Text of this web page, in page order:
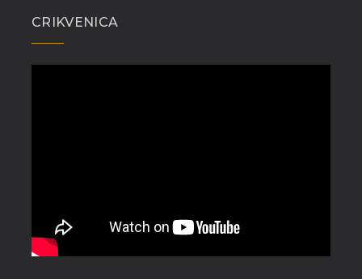
CRIKVENICA